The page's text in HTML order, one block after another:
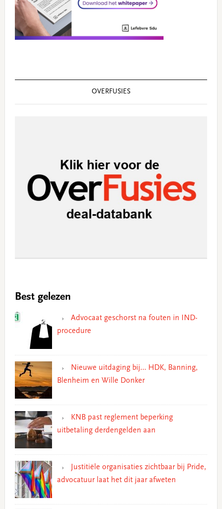
OVERFUSIES
Best gelezen
Advocaat geschorst na fouten in IND-
procedure
Nieuwe uitdaging bij… HDK, Banning,
Blenheim en Wille Donker
KNB past reglement beperking
uitbetaling derdengelden aan
Justitiële organisaties zichtbaar bij Pride,
advocatuur laat het dit jaar afweten